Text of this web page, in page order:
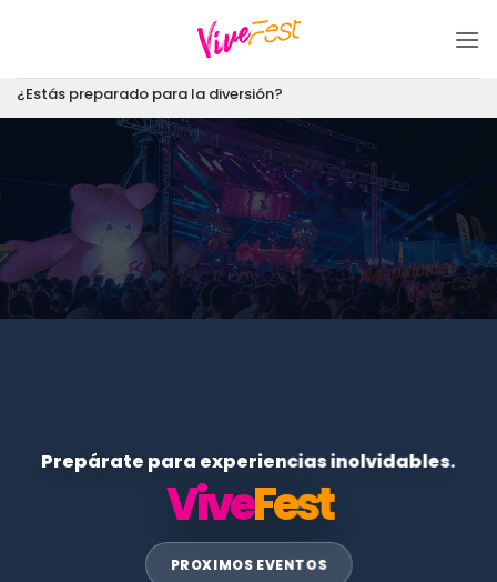
¿Estás preparado para la diversión?
Prepárate para experiencias inolvidables.
ViveFest
PROXIMOS EVENTOS